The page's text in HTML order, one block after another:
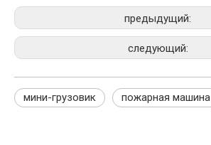
предыдущий:
следующий:
мини-грузовик пожарная машина